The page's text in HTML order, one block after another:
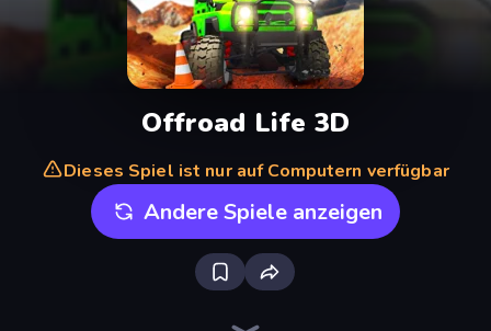
Offroad Life 3D
Dieses Spiel ist nur auf Computern verfügbar
Andere Spiele anzeigen